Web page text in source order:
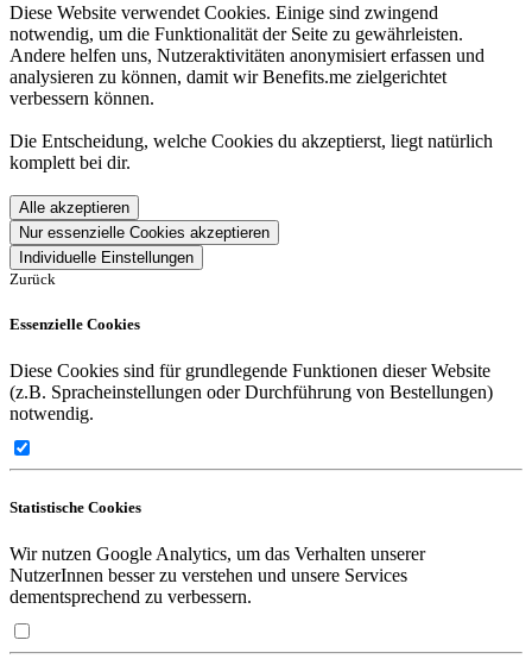
Diese Website verwendet Cookies. Einige sind zwingend
notwendig, um die Funktionalität der Seite zu gewährleisten.
Andere helfen uns, Nutzeraktivitäten anonymisiert erfassen und
analysieren zu können, damit wir Benefits.me zielgerichtet
verbessern können.
Die Entscheidung, welche Cookies du akzeptierst, liegt natürlich
komplett bei dir.
Alle akzeptieren
Nur essenzielle Cookies akzeptieren
Individuelle Einstellungen
Zurück
Essenzielle Cookies
Diese Cookies sind für grundlegende Funktionen dieser Website
(z.B. Spracheinstellungen oder Durchführung von Bestellungen)
notwendig.
Statistische Cookies
Wir nutzen Google Analytics, um das Verhalten unserer
NutzerInnen besser zu verstehen und unsere Services
dementsprechend zu verbessern.